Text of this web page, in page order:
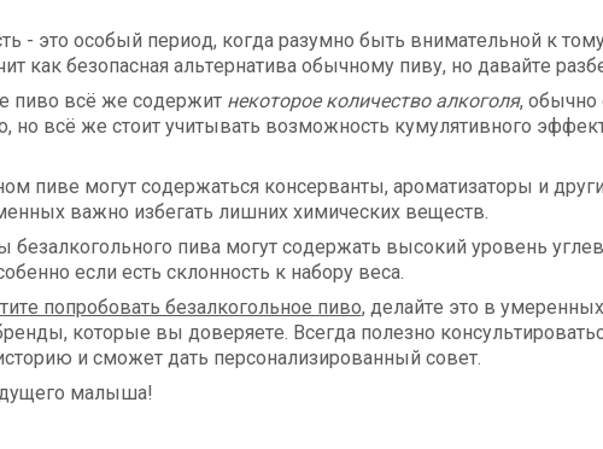
- это особый период, когда разумно быть внимательной к
как безопасная альтернатива обычному пиву, но давайте
пиво всё же содержит некоторое количество алкоголя, обычно
но всё же стоит учитывать возможность кумулятивного
пиве могут содержаться консерванты, ароматизаторы и
важно избегать лишних химических веществ.
безалкогольного пива могут содержать высокий уровень
если есть склонность к набору веса.
попробовать безалкогольное пиво, делайте это в
которые вы доверяете. Всегда полезно
и сможет дать персонализированный совет.
малыша!